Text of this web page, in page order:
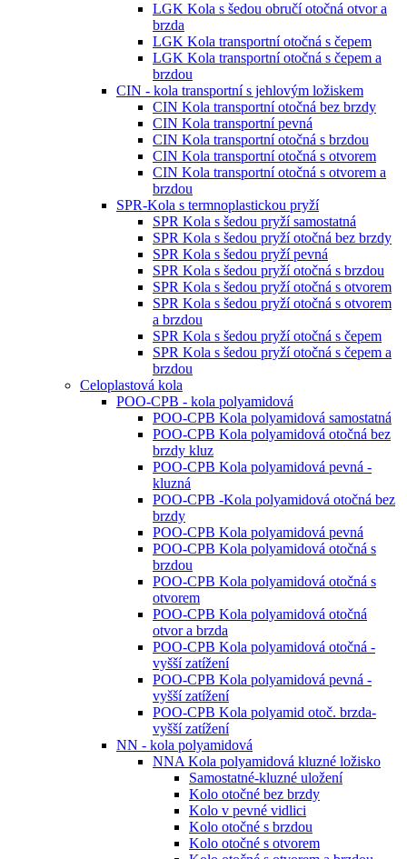
LGK Kola s šedou obručí otočná otvor a
brzda
LGK Kola transportní otočná s čepem
LGK Kola transportní otočná s čepem a
brzdou
CIN - kola transportní s jehlovým ložiskem
CIN Kola transportní otočná bez brzdy
CIN Kola transportní pevná
CIN Kola transportní otočná s brzdou
CIN Kola transportní otočná s otvorem
CIN Kola transportní otočná s otvorem a
brzdou
SPR-Kola s termnoplastickou pryží
SPR Kola s šedou pryží samostatná
SPR Kola s šedou pryží otočná bez brzdy
SPR Kola s šedou pryží pevná
SPR Kola s šedou pryží otočná s brzdou
SPR Kola s šedou pryží otočná s otvorem
SPR Kola s šedou pryží otočná s otvorem
a brzdou
SPR Kola s šedou pryží otočná s čepem
SPR Kola s šedou pryží otočná s čepem a
brzdou
Celoplastová kola
POO-CPB - kola polyamidová
POO-CPB Kola polyamidová samostatná
POO-CPB Kola polyamidová otočná bez
brzdy kluz
POO-CPB Kola polyamidová pevná -
kluzná
POO-CPB -Kola polyamidová otočná bez
brzdy
POO-CPB Kola polyamidová pevná
POO-CPB Kola polyamidová otočná s
brzdou
POO-CPB Kola polyamidová otočná s
otvorem
POO-CPB Kola polyamidová otočná
otvor a brzda
POO-CPB Kola polyamidová otočná -
vyšší zatížení
POO-CPB Kola polyamidová pevná -
vyšší zatížení
POO-CPB Kola polyamid otoč. brzda-
vyšší zatížení
NN - kola polyamidová
NNA Kola polyamidová kluzné ložisko
Samostatné-kluzné uložení
Kolo otočné bez brzdy
Kolo v pevné vidlici
Kolo otočné s brzdou
Kolo otočné s otvorem